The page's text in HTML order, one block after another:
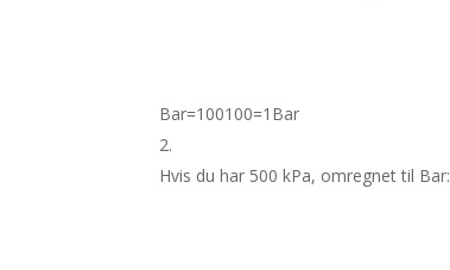
Bar=100100=1 Bar
Hvis du har 500 kPa, omregnet til Bar: